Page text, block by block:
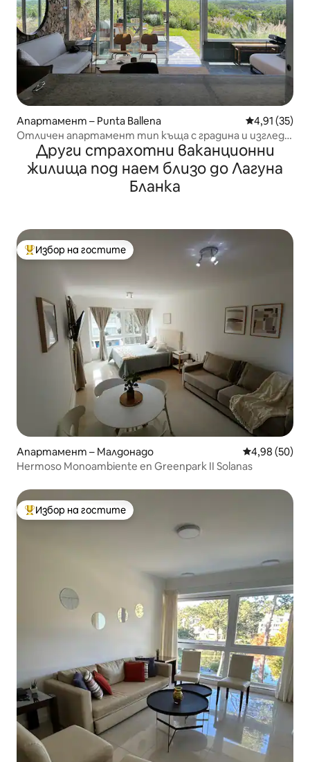
Апартамент – Punta Ballena Средна
4,91 (35)
Отличен апартамент тип къща с градина и изглед
към морето
Други страхотни ваканционни
жилища под наем близо до Лагуна
Бланка
Най-популярен избор на гостите
Избор на гостите
Апартамент – Малдонадо Средна
4,98 (50)
Hermoso Monoambiente en Greenpark II Solanas
Най-популярен избор на гостите
Избор на гостите